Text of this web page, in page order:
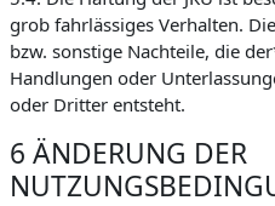
grob fahrlässiges Verhalten.
bzw. sonstige Nachteile, die
Handlungen oder
oder Dritter entsteht.
6 ÄNDERUNG DER